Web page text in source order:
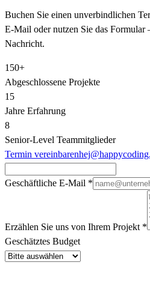
Buchen Sie einen unverbindlichen
E-Mail oder nutzen Sie das Formular
Nachricht.
150+
Abgeschlossene Projekte
15
Jahre Erfahrung
8
Senior‑Level Teammitglieder
Termin vereinbaren
Geschäftliche E-Mail *
Erzählen Sie uns von Ihrem Projekt *
Geschätztes Budget